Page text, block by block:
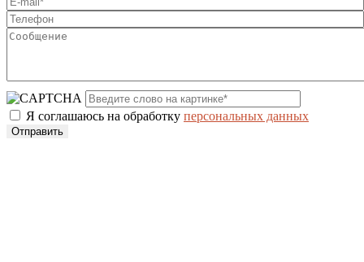
Я соглашаюсь на обработку персональных данных